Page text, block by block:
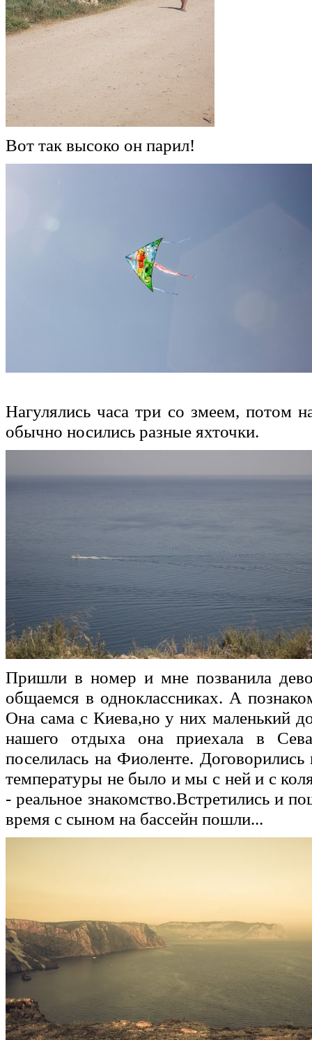
Вот так высоко он парил!
Нагулялись часа три со змеем, потом
обычно носились разные яхточки.
Пришли в номер и мне позванила
общаемся в одноклассниках. А
Она сама с Киева,но у них маленький
нашего отдыха она приехала в
поселилась на Фиоленте.
температуры не было и мы с ней и с
- реальное знакомство.Встретились и
время с сыном на бассейн пошли...